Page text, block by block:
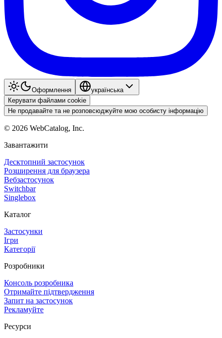
Оформлення
українська
Керувати файлами cookie
Не продавайте та не розповсюджуйте мою особисту інформацію
© 2026 WebCatalog, Inc.
Завантажити
Десктопний застосунок
Розширення для браузера
Вебзастосунок
Switchbar
Singlebox
Каталог
Застосунки
Ігри
Категорії
Розробники
Консоль розробника
Отримайте підтвердження
Запит на застосунок
Рекламуйте
Ресурси